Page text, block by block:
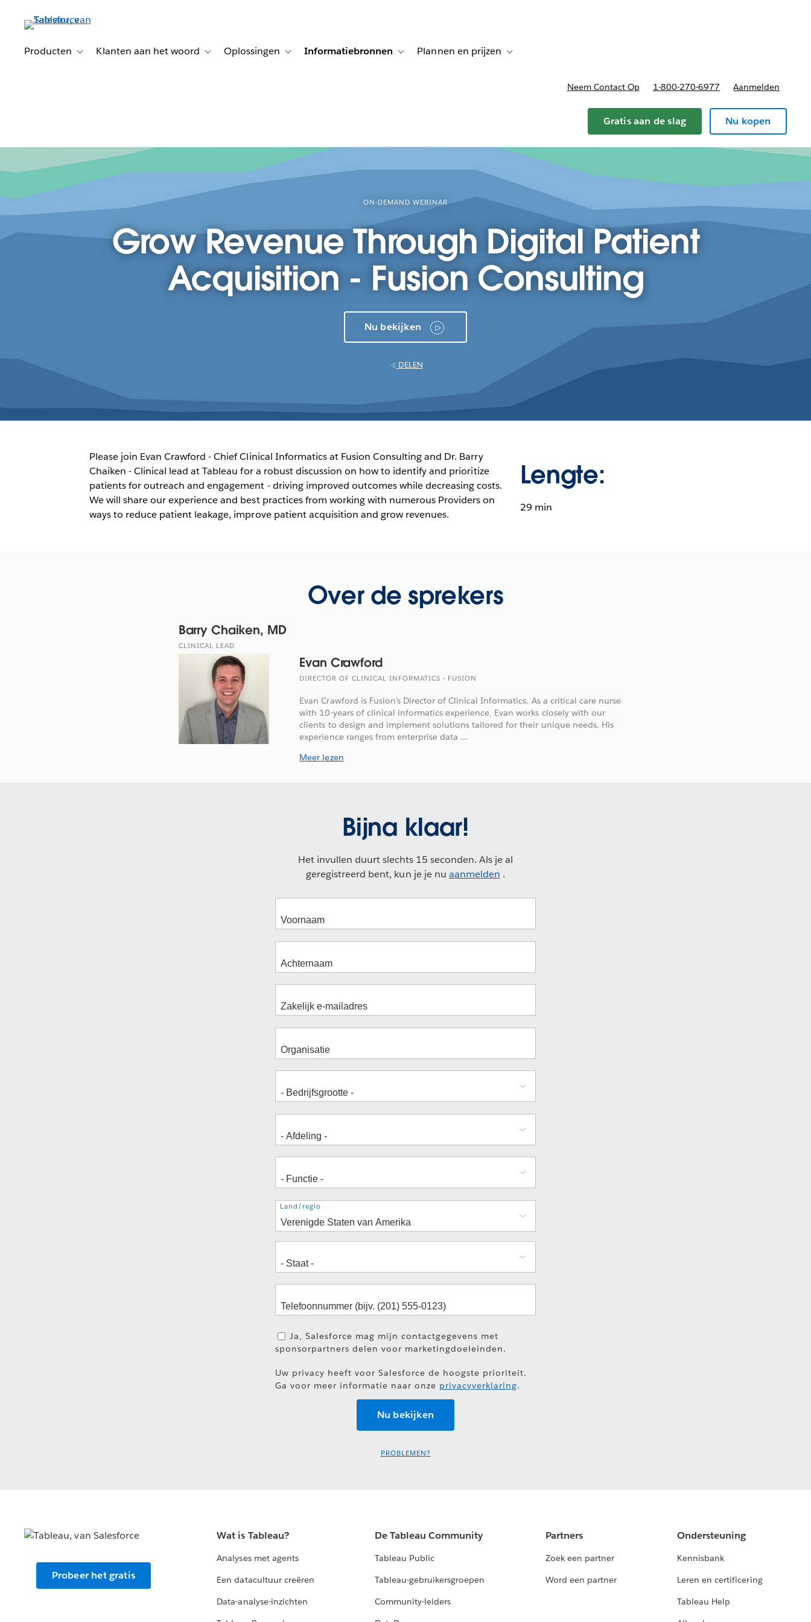
Producten
Toggle sub-navigation for Producten
Klanten aan het woord Toggle sub-navigation for Klanten aan het woord
Oplossingen Toggle sub-navigation for Oplossingen
Informatiebronnen Toggle sub-navigation for Informatiebronnen
Plannen en prijzen Toggle sub-navigation for Plannen en prijzen
Neem Contact Op 1-800-270-6977 Aanmelden
Gratis aan de slag Nu kopen
ON-DEMAND WEBINAR
Grow Revenue Through Digital Patient
Acquisition - Fusion Consulting
Nu bekijken
DELEN
Please join Evan Crawford - Chief Clinical Informatics at Fusion Consulting and Dr. Barry
Chaiken - Clinical lead at Tableau for a robust discussion on how to identify and prioritize
patients for outreach and engagement - driving improved outcomes while decreasing costs.
We will share our experience and best practices from working with numerous Providers on
ways to reduce patient leakage, improve patient acquisition and grow revenues.
Lengte:
29 min
Over de sprekers
Barry Chaiken, MD
CLINICAL LEAD
Evan Crawford
DIRECTOR OF CLINICAL INFORMATICS - FUSION
Evan Crawford is Fusion’s Director of Clinical Informatics. As a critical care nurse
with 10-years of clinical informatics experience, Evan works closely with our
clients to design and implement solutions tailored for their unique needs. His
experience ranges from enterprise data ...
Meer lezen
Bijna klaar!
Het invullen duurt slechts 15 seconden. Als je al
geregistreerd bent, kun je je nu aanmelden .
Adres
Land/regio
Ja, Salesforce mag mijn contactgegevens met
sponsorpartners delen voor marketingdoeleinden.
Uw privacy heeft voor Salesforce de hoogste prioriteit.
Ga voor meer informatie naar onze privacyverklaring.
PROBLEMEN?
Probeer het gratis
Wat is Tableau?
Analyses met agents
Een datacultuur creëren
Data-analyse-inzichten
De Tableau Community
Tableau Public
Tableau-gebruikersgroepen
Community-leiders
Partners
Zoek een partner
Word een partner
Ondersteuning
Kennisbank
Leren en certificering
Tableau Help